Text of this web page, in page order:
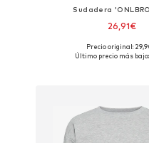
Sudadera
26,91€
+38
Tallas disponibles: XS,
Precio original:
Último precio más bajo: